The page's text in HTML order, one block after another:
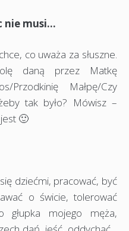
nie musi…
co uważa za słuszne.
daną przez Matkę
Przodkinię Małpę/Czy
tak było? Mówisz –
🙂
dziećmi, pracować, być
o świcie, tolerować
głupka mojego męża,